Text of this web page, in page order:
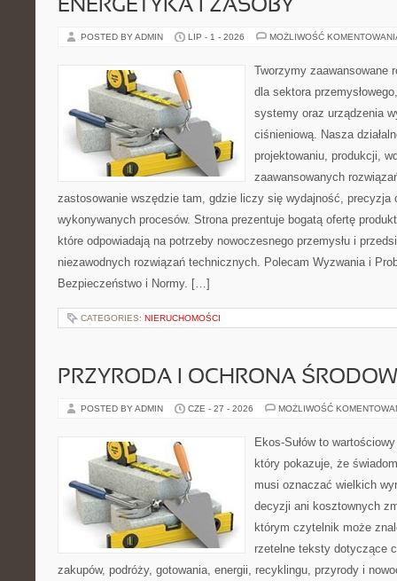
ENERGETYKA I ZASOBY
POSTED BY ADMIN LIP - 1 - 2026 MOŻLIWOŚĆ
Tworzymy zaawansowane
dla sektora
systemy oraz urządzenia
ciśnieniową. Nasza
projektowaniu, produkcji,
zaawansowanych
zastosowanie wszędzie tam, gdzie liczy się wydajność, precyzja
wykonywanych procesów. Strona prezentuje bogatą ofertę
które odpowiadają na potrzeby nowoczesnego przemysłu i
niezawodnych rozwiązań technicznych. Polecam Wyzwania i
Bezpieczeństwo i Normy. […]
CATEGORIES: NIERUCHOMOŚCI
PRZYRODA I OCHRONA
POSTED BY ADMIN CZE - 27 - 2026 MOŻLIWOŚĆ
Ekos-Sułów to
który pokazuje, że
musi oznaczać wielkich
decyzji ani kosztownych
którym czytelnik może
rzetelne teksty dotyczące
zakupów, podróży, gotowania, energii, recyklingu, przyrody i